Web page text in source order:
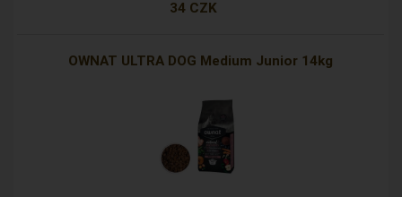
34 CZK
OWNAT ULTRA DOG Medium Junior 14kg